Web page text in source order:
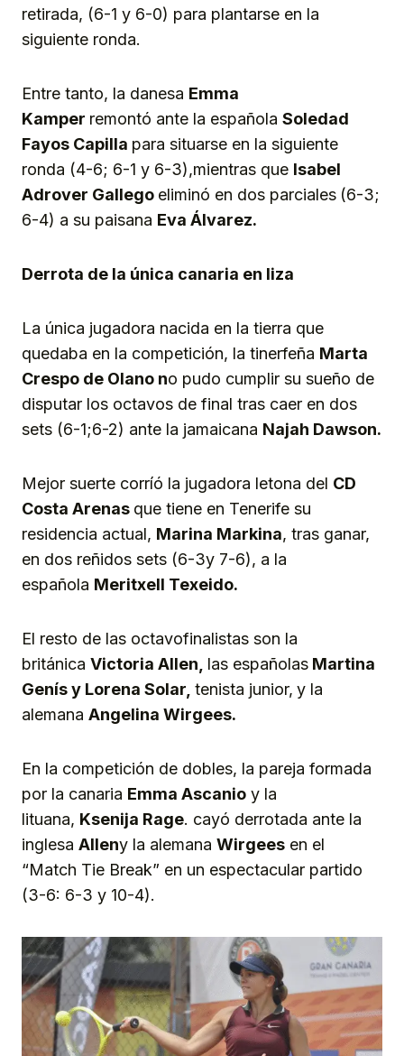
retirada, (6-1 y 6-0) para plantarse en la
siguiente ronda.
Entre tanto, la danesa Emma
Kamper remontó ante la española Soledad
Fayos Capilla para situarse en la siguiente
ronda (4-6; 6-1 y 6-3),mientras que Isabel
Adrover Gallego eliminó en dos parciales (6-3;
6-4) a su paisana Eva Álvarez.
Derrota de la única canaria en liza
La única jugadora nacida en la tierra que
quedaba en la competición, la tinerfeña Marta
Crespo de Olano no pudo cumplir su sueño de
disputar los octavos de final tras caer en dos
sets (6-1;6-2) ante la jamaicana Najah Dawson.
Mejor suerte corríó la jugadora letona del CD
Costa Arenas que tiene en Tenerife su
residencia actual, Marina Markina, tras ganar,
en dos reñidos sets (6-3y 7-6), a la
española Meritxell Texeido.
El resto de las octavofinalistas son la
británica Victoria Allen, las españolas Martina
Genís y Lorena Solar, tenista junior, y la
alemana Angelina Wirgees.
En la competición de dobles, la pareja formada
por la canaria Emma Ascanio y la
lituana, Ksenija Rage. cayó derrotada ante la
inglesa Alleny la alemana Wirgees en el
“Match Tie Break” en un espectacular partido
(3-6: 6-3 y 10-4).